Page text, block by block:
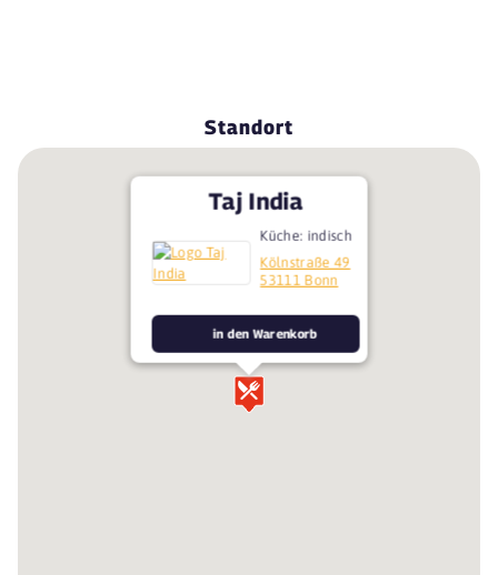
Standort
Taj India
Küche: indisch
Kölnstraße 49
53111 Bonn
in den Warenkorb